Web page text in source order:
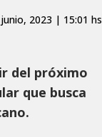
2023 | 15:01 hs
del próximo
que busca